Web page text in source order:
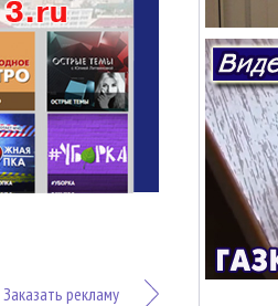
Заказать рекламу